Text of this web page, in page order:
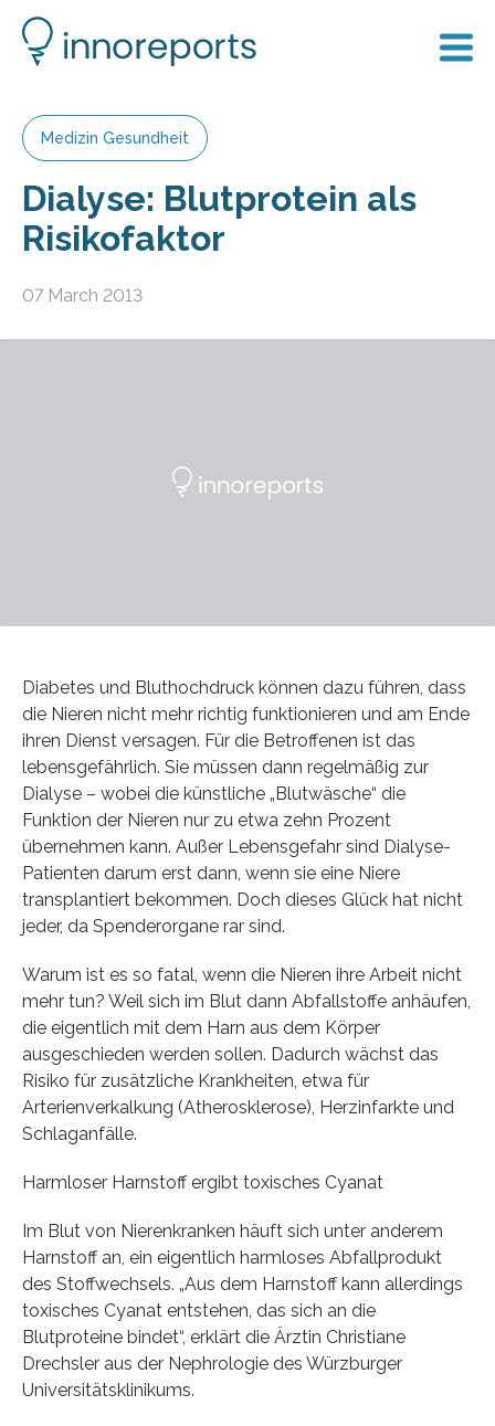
Medizin Gesundheit
Dialyse: Blutprotein als
Risikofaktor
07 March 2013
Diabetes und Bluthochdruck können dazu führen, dass
die Nieren nicht mehr richtig funktionieren und am Ende
ihren Dienst versagen. Für die Betroffenen ist das
lebensgefährlich. Sie müssen dann regelmäßig zur
Dialyse – wobei die künstliche „Blutwäsche“ die
Funktion der Nieren nur zu etwa zehn Prozent
übernehmen kann. Außer Lebensgefahr sind Dialyse-
Patienten darum erst dann, wenn sie eine Niere
transplantiert bekommen. Doch dieses Glück hat nicht
jeder, da Spenderorgane rar sind.
Warum ist es so fatal, wenn die Nieren ihre Arbeit nicht
mehr tun? Weil sich im Blut dann Abfallstoffe anhäufen,
die eigentlich mit dem Harn aus dem Körper
ausgeschieden werden sollen. Dadurch wächst das
Risiko für zusätzliche Krankheiten, etwa für
Arterienverkalkung (Atherosklerose), Herzinfarkte und
Schlaganfälle.
Harmloser Harnstoff ergibt toxisches Cyanat
Im Blut von Nierenkranken häuft sich unter anderem
Harnstoff an, ein eigentlich harmloses Abfallprodukt
des Stoffwechsels. „Aus dem Harnstoff kann allerdings
toxisches Cyanat entstehen, das sich an die
Blutproteine bindet“, erklärt die Ärztin Christiane
Drechsler aus der Nephrologie des Würzburger
Universitätsklinikums.